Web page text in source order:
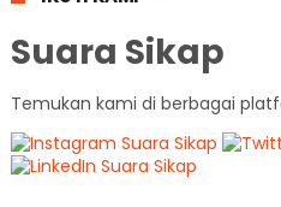
Suara Sikap
Temukan kami di berbagai